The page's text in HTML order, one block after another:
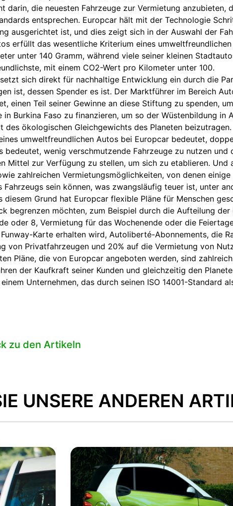
darin, die neuesten Fahrzeuge zur Vermietung anzubieten,
entsprechen. Europcar hält mit der Technologie
ausgerichtet ist, und dies zeigt sich in der Auswahl der
erfüllt das wesentliche Kriterium eines
unter 140 Gramm, während viele seiner kleinen
mit einem CO2-Wert pro Kilometer unter 100.
sich direkt für nachhaltige Entwicklung ein durch die
ist, dessen Spender es ist. Der Marktführer im Bereich
einen Teil seiner Gewinne an diese Stiftung zu spenden,
in Burkina Faso zu finanzieren, um so der Wüstenbildung in
des ökologischen Gleichgewichts des Planeten beizutragen.
umweltfreundlichen Autos bei Europcar bedeutet,
bedeutet, wenig verschmutzende Fahrzeuge zu nutzen
Mittel zur Verfügung zu stellen, um sich zu etablieren. Und
zahlreichen Vermietungsmöglichkeiten, von denen
Fahrzeugs sein können, was zwangsläufig teuer ist, unter
diesem Grund hat Europcar flexible Pläne für Menschen
begrenzen möchten, zum Beispiel durch die Aufteilung
oder 8, Vermietung für das Wochenende oder die
Karte erhalten wird, Autoliberté-Abonnements, die
von Privatfahrzeugen und 20% auf die Vermietung von
Pläne, die von Europcar angeboten werden, sind
der Kaufkraft seiner Kunden und gleichzeitig den
einem Unternehmen, das durch seinen ISO 14001-Standard
zu den Artikeln
UNSERE ANDEREN